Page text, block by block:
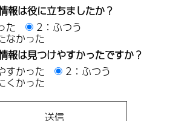
報は役に立ちましたか？
た
2：ふつう
なかった
報は見つけやすかったですか？
すかった
2：ふつう
くかった